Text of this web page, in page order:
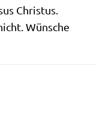
Christus.
Wün­sche